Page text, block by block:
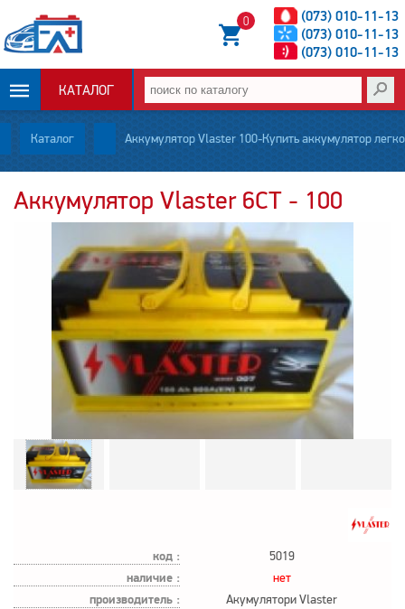
(073) 010-11-13
(073) 010-11-13
(073) 010-11-13
0
КАТАЛОГ
ОПЛАТА И
ДОСТАВКА
НОВОСТИ
СТАТЬИ
КОНТАКТЫ
Каталог Аккумулятор Vlaster 100-Купить аккумулятор легко!
Аккумулятор Vlaster 6CT - 100
код : 5019
наличие : нет
производитель : Акумулятори Vlaster